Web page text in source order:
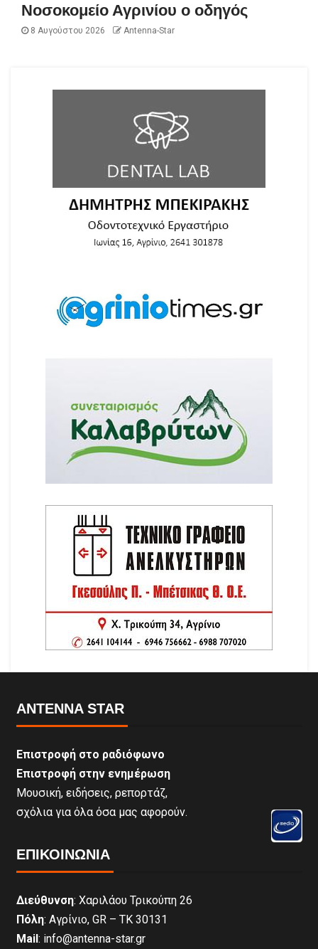
Νοσοκομείο Αγρινίου ο οδηγός
8 Αυγούστου 2026 Antenna-Star
ANTENNA STAR
Επιστροφή στο ραδιόφωνο
Επιστροφή στην ενημέρωση
Μουσική, ειδήσεις, ρεπορτάζ,
σχόλια για όλα όσα μας αφορούν.
ΕΠΙΚΟΙΝΩΝΊΑ
Διεύθυνση: Χαριλάου Τρικούπη 26
Πόλη: Αγρίνιο, GR – ΤΚ 30131
Mail: info@antenna-star.gr